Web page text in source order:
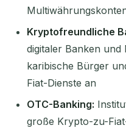
Kryptofreundliche
digitaler Banken und
karibische Bürger
Fiat-Dienste an
OTC-Banking:
große Krypto-zu-